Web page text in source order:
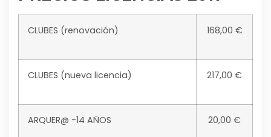
CLUBES (renovación) 168,00 €
CLUBES (nueva licencia) 217,00 €
ARQUER@ -14 AÑOS 20,00 €